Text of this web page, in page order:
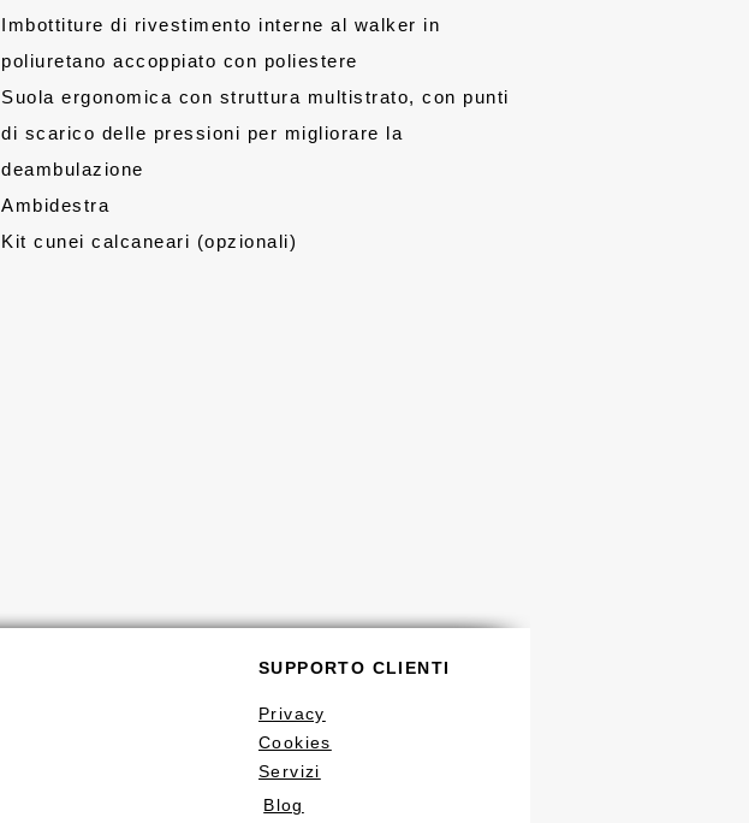
Imbottiture di rivestimento interne al walker in
poliuretano accoppiato con poliestere
Suola ergonomica con struttura multistrato, con punti
di scarico delle pressioni per migliorare la
deambulazione
Ambidestra
Kit cunei calcaneari (opzionali)
SUPPORTO CLIENTI
Privacy
Cookies
Servizi
Blog